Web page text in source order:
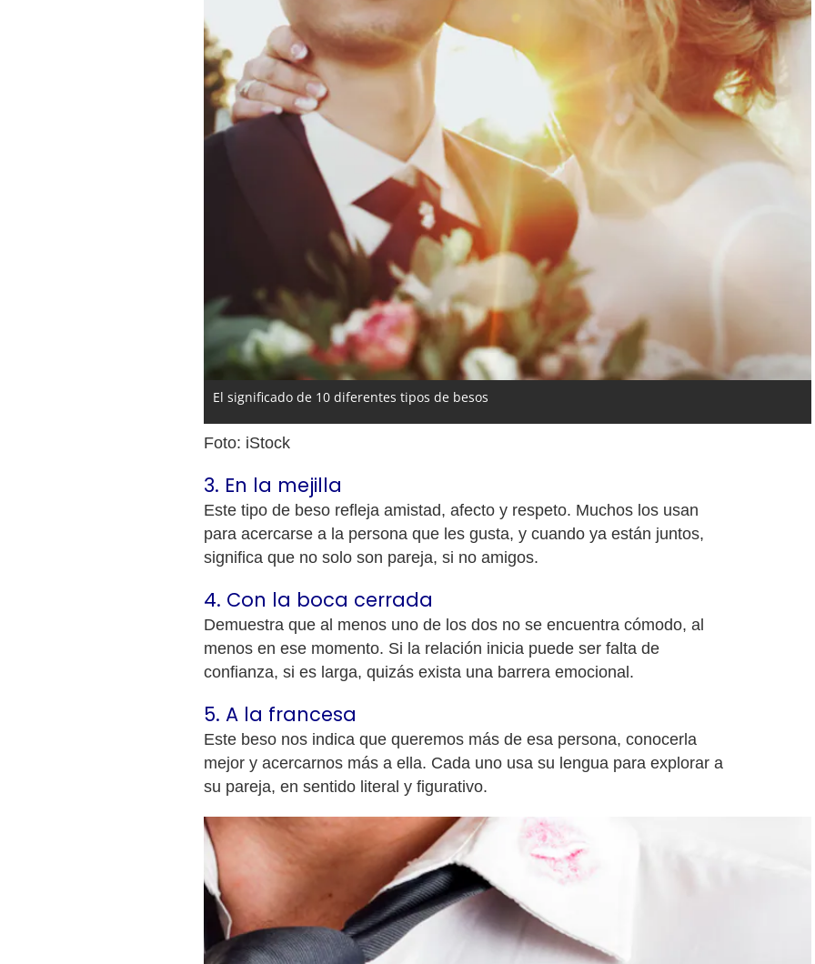
El significado de 10 diferentes tipos de besos
Foto: iStock
3. En la mejilla
Este tipo de beso refleja amistad, afecto y respeto. Muchos los usan
para acercarse a la persona que les gusta, y cuando ya están juntos,
significa que no solo son pareja, si no amigos.
4. Con la boca cerrada
Demuestra que al menos uno de los dos no se encuentra cómodo, al
menos en ese momento. Si la relación inicia puede ser falta de
confianza, si es larga, quizás exista una barrera emocional.
5. A la francesa
Este beso nos indica que queremos más de esa persona, conocerla
mejor y acercarnos más a ella. Cada uno usa su lengua para explorar a
su pareja, en sentido literal y figurativo.